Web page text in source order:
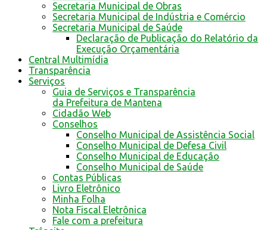
Secretaria Municipal de Obras
Secretaria Municipal de Indústria e Comércio
Secretaria Municipal de Saúde
Declaração de Publicação do Relatório da
Execução Orçamentária
Central Multimídia
Transparência
Serviços
Guia de Serviços e Transparência
da Prefeitura de Mantena
Cidadão Web
Conselhos
Conselho Municipal de Assistência Social
Conselho Municipal de Defesa Civil
Conselho Municipal de Educação
Conselho Municipal de Saúde
Contas Públicas
Livro Eletrônico
Minha Folha
Nota Fiscal Eletrônica
Fale com a prefeitura